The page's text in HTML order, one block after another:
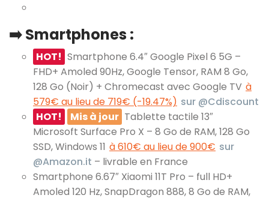
➡️ Smartphones :
HOT! Smartphone 6.4″ Google Pixel 6 5G –
FHD+ Amoled 90Hz, Google Tensor, RAM 8 Go,
128 Go (Noir) + Chromecast avec Google TV à
579€ au lieu de 719€ (-19.47%) sur @Cdiscount
HOT!
Mis à jour Tablette tactile 13″
Microsoft Surface Pro X – 8 Go de RAM, 128 Go
SSD, Windows 11 à 610€ au lieu de 900€ sur
@Amazon.it – livrable en France
Smartphone 6.67″ Xiaomi 11T Pro – full HD+
Amoled 120 Hz, SnapDragon 888, 8 Go de RAM,